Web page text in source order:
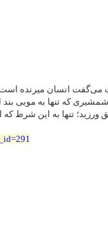
انسان میرنده است
که تنها به مویی بند
تنها به این شرط